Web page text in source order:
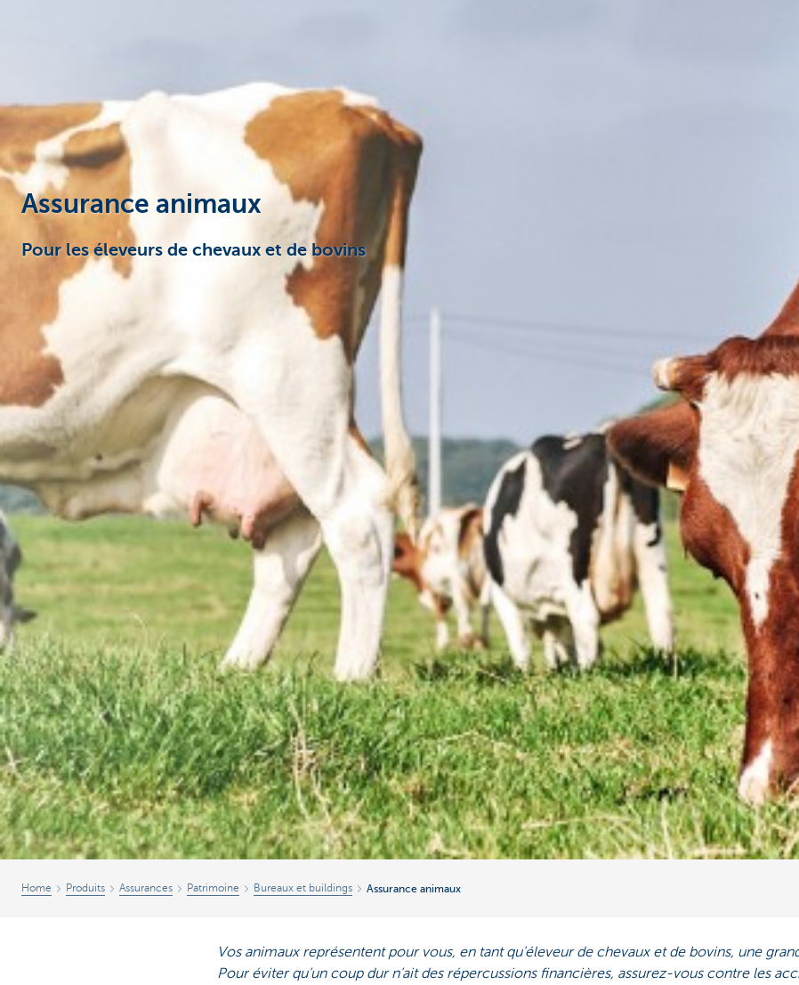
Assurance animaux
Pour les éleveurs de chevaux et de bovins
Home Produits Assurances Patrimoine Bureaux et buildings Assurance animaux
Vos animaux représentent pour vous, en tant qu’éleveur de chevaux et de bovins, une
Pour éviter qu’un coup dur n’ait des répercussions financières, assurez-vous contre les